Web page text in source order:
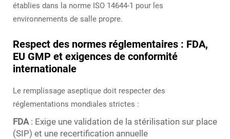
établies dans la norme ISO 14644-1 pour les
environnements de salle propre.
Respect des normes réglementaires : FDA,
EU GMP et exigences de conformité
internationale
Le remplissage aseptique doit respecter des
réglementations mondiales strictes :
FDA : Exige une validation de la stérilisation sur place
(SIP) et une recertification annuelle